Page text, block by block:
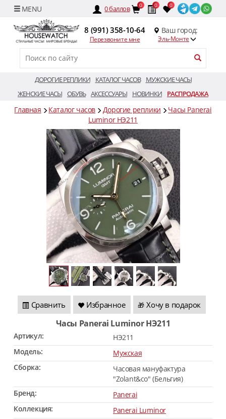
0баллов 0 0 0
8 (991) 358-10-64
Перезвоните мне
Ваш город:
Эль-Монте
ДОРОГИЕ РЕПЛИКИ КАТАЛОГ ЧАСОВ
МУЖСКИЕ ЧАСЫ
ЖЕНСКИЕ ЧАСЫ ОБУВЬ АКСЕССУАРЫ НОВИНКИ РАСПРОДАЖА
Главная Каталог часов Дорогие реплики
Часы Panerai
Luminor HЭ211
Сравнить Избранное 🎁 Хочу в подарок
Часы Panerai Luminor HЭ211
Артикул:
HЭ211
Модель:
Мужская
Сборка:
Часовая мануфактура
"Zolant&co" (Бельгия)
Бренд:
Panerai
Коллекция:
Panerai Luminor